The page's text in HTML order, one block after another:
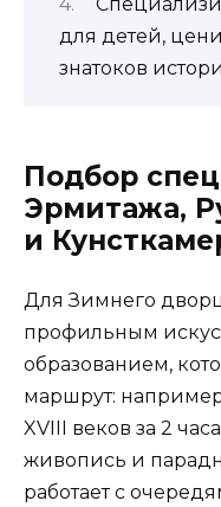
для детей,
знатоков
Подбор
Эрмитажа,
и
Для Зимнего
профильным
образованием,
маршрут:
XVIII веков за 2
живопись и
работает с